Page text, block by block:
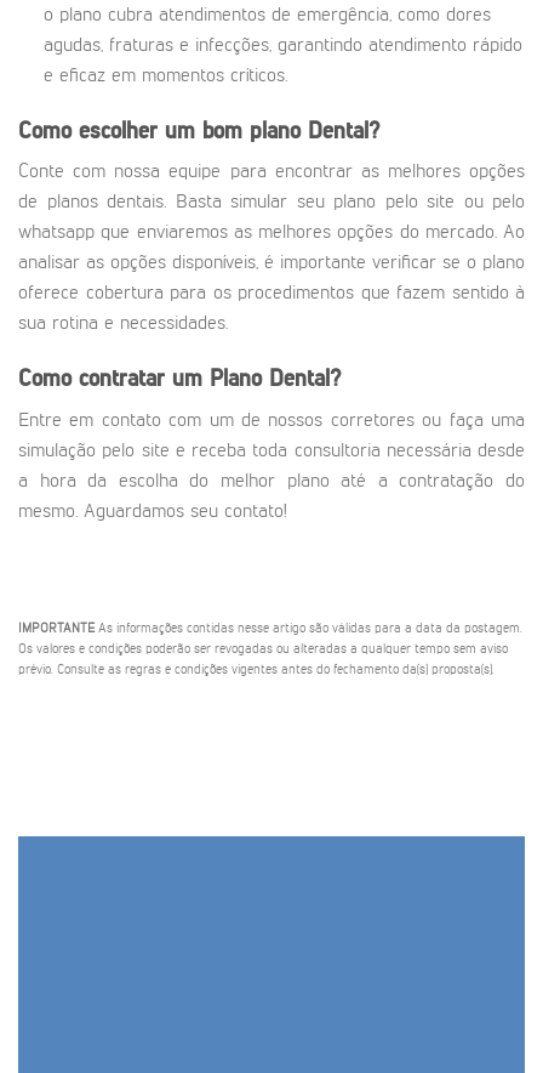
o plano cubra atendimentos de emergência, como dores
agudas, fraturas e infecções, garantindo atendimento rápido
e eficaz em momentos críticos.
Como escolher um bom plano Dental?
Conte com nossa equipe para encontrar as melhores opções
de planos dentais. Basta simular seu plano pelo site ou pelo
whatsapp que enviaremos as melhores opções do mercado. Ao
analisar as opções disponíveis, é importante verificar se o plano
oferece cobertura para os procedimentos que fazem sentido à
sua rotina e necessidades.
Como contratar um Plano Dental?
Entre em contato com um de nossos corretores ou faça uma
simulação pelo site e receba toda consultoria necessária desde
a hora da escolha do melhor plano até a contratação do
mesmo. Aguardamos seu contato!
IMPORTANTEAs informações contidas nesse artigo são válidas para a data da postagem.
Os valores e condições poderão ser revogadas ou alteradas a qualquer tempo sem aviso
prévio. Consulte as regras e condições vigentes antes do fechamento da(s) proposta(s).